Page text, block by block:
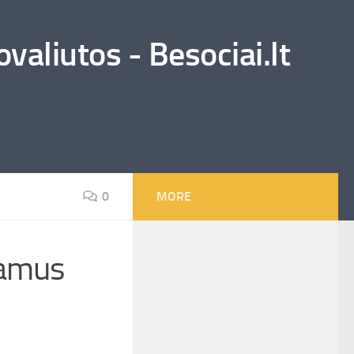
- Besociai.lt
0 MORE